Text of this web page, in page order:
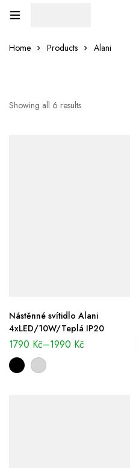
Home Products Alani
Showing all 6 results
Nástěnné svítidlo Alani
4xLED/10W/Teplá IP20
1790 Kč–1990 Kč